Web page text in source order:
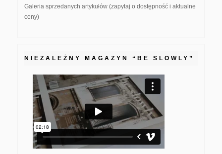
Galeria sprzedanych artykułów (zapytaj o dostępność i aktualne
ceny)
NIEZALEŻNY MAGAZYN “BE SLOWLY”